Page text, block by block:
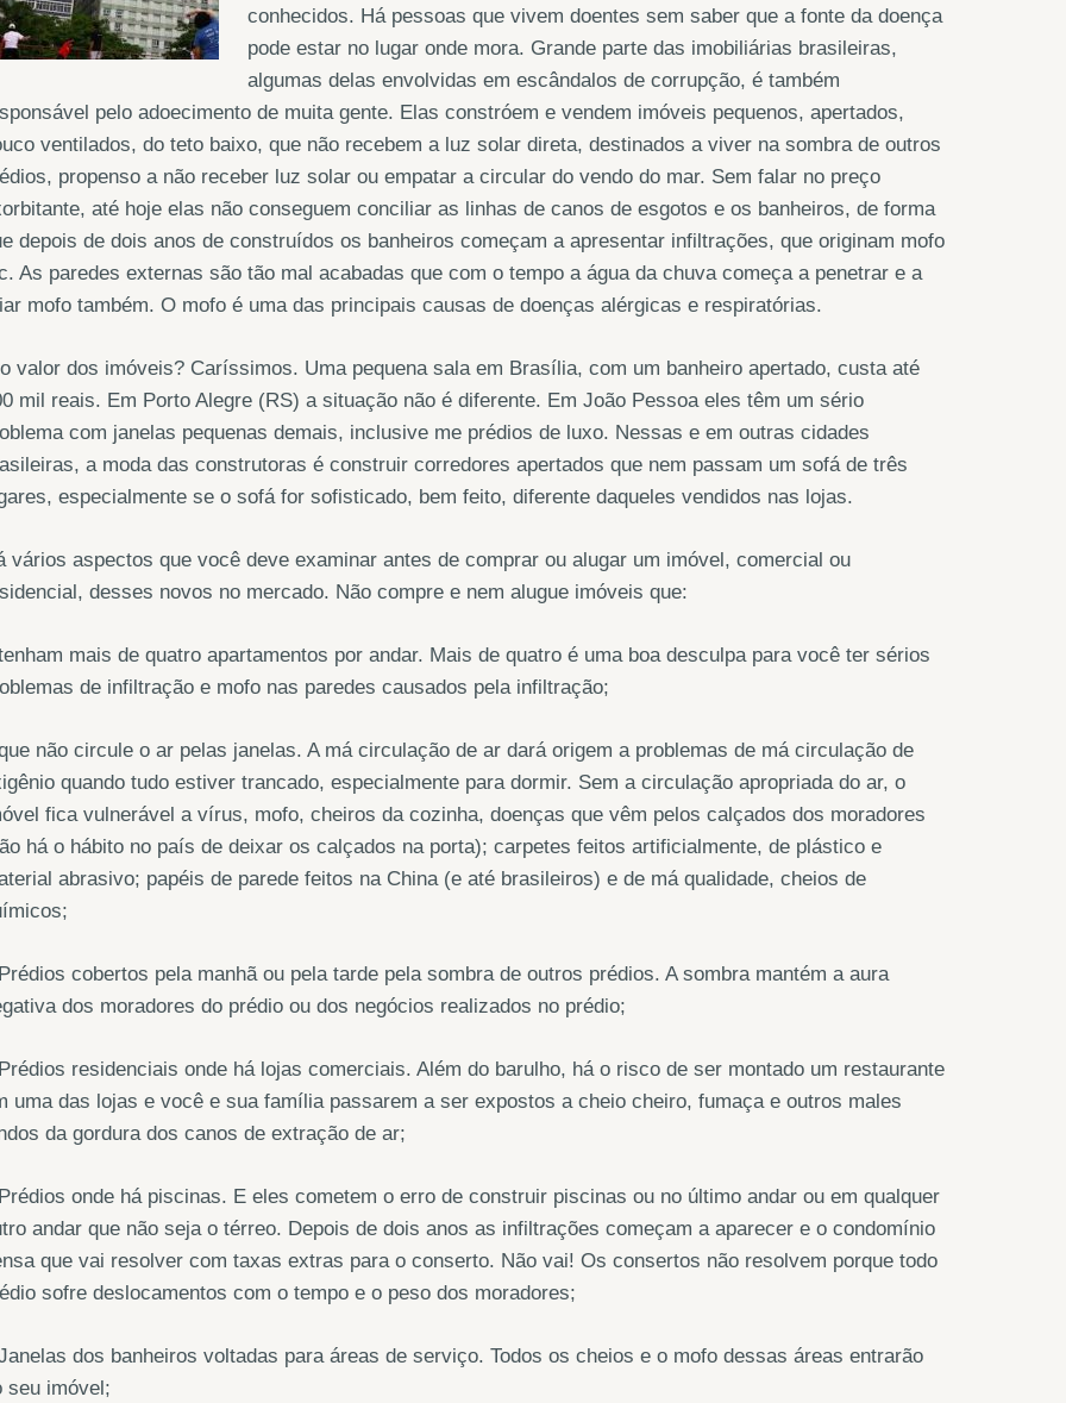
conhecidos. Há pessoas que vivem doentes sem saber que a fonte da doença
pode estar no lugar onde mora. Grande parte das imobiliárias brasileiras,
algumas delas envolvidas em escândalos de corrupção, é também
pelo adoecimento de muita gente. Elas constróem e vendem imóveis pequenos, apertados,
ventilados, do teto baixo, que não recebem a luz solar direta, destinados a viver na sombra de outros
propenso a não receber luz solar ou empatar a circular do vendo do mar. Sem falar no preço
até hoje elas não conseguem conciliar as linhas de canos de esgotos e os banheiros, de forma
depois de dois anos de construídos os banheiros começam a apresentar infiltrações, que originam mofo
As paredes externas são tão mal acabadas que com o tempo a água da chuva começa a penetrar e a
mofo também. O mofo é uma das principais causas de doenças alérgicas e respiratórias.
valor dos imóveis? Caríssimos. Uma pequena sala em Brasília, com um banheiro apertado, custa até
mil reais. Em Porto Alegre (RS) a situação não é diferente. Em João Pessoa eles têm um sério
com janelas pequenas demais, inclusive me prédios de luxo. Nessas e em outras cidades
a moda das construtoras é construir corredores apertados que nem passam um sofá de três
especialmente se o sofá for sofisticado, bem feito, diferente daqueles vendidos nas lojas.
vários aspectos que você deve examinar antes de comprar ou alugar um imóvel, comercial ou
desses novos no mercado. Não compre e nem alugue imóveis que:
mais de quatro apartamentos por andar. Mais de quatro é uma boa desculpa para você ter sérios
de infiltração e mofo nas paredes causados pela infiltração;
não circule o ar pelas janelas. A má circulação de ar dará origem a problemas de má circulação de
quando tudo estiver trancado, especialmente para dormir. Sem a circulação apropriada do ar, o
fica vulnerável a vírus, mofo, cheiros da cozinha, doenças que vêm pelos calçados dos moradores
há o hábito no país de deixar os calçados na porta); carpetes feitos artificialmente, de plástico e
abrasivo; papéis de parede feitos na China (e até brasileiros) e de má qualidade, cheios de
cobertos pela manhã ou pela tarde pela sombra de outros prédios. A sombra mantém a aura
dos moradores do prédio ou dos negócios realizados no prédio;
residenciais onde há lojas comerciais. Além do barulho, há o risco de ser montado um restaurante
uma das lojas e você e sua família passarem a ser expostos a cheio cheiro, fumaça e outros males
da gordura dos canos de extração de ar;
onde há piscinas. E eles cometem o erro de construir piscinas ou no último andar ou em qualquer
andar que não seja o térreo. Depois de dois anos as infiltrações começam a aparecer e o condomínio
que vai resolver com taxas extras para o conserto. Não vai! Os consertos não resolvem porque todo
sofre deslocamentos com o tempo e o peso dos moradores;
dos banheiros voltadas para áreas de serviço. Todos os cheios e o mofo dessas áreas entrarão
seu imóvel;